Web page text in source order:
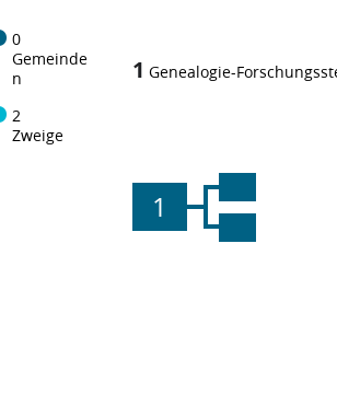
0
Gemeinde
n
2
Zweige
1 Genealogie-
1